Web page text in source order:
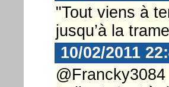
"Tout viens à
jusqu’à la
10/02/2011